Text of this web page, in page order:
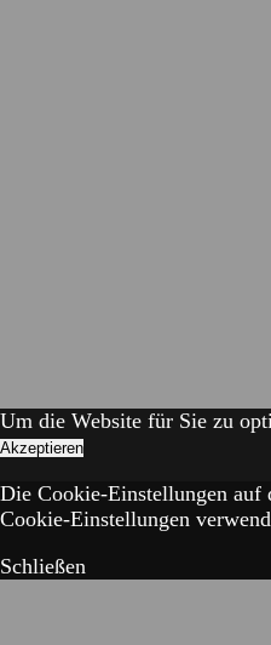
Um die Website für Sie zu
Akzeptieren
Die Cookie-Einstellungen auf
Cookie-Einstellungen
Schließen